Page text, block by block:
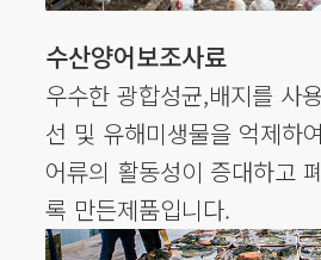
수산양어보조사료
우수한 광합성균,배지를 사
선 및 유해미생물을 억제하
어류의 활동성이 증대하고
록 만든제품입니다.